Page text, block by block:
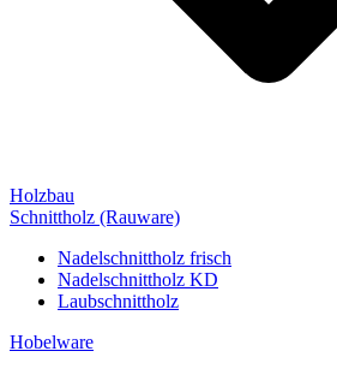
Holzbau
Schnittholz (Rauware)
Nadelschnittholz frisch
Nadelschnittholz KD
Laubschnittholz
Hobelware